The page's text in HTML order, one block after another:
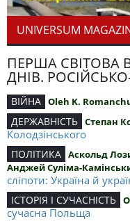
UNIVERSUM
ПЕРША СВІТОВА
ДНІВ.
ВІЙНА Oleh K.
ДЕРЖАВНІСТЬ Степан
Колодзінського
ПОЛІТИКА Аскольд
Анджей Суліма-
сліпоти: Україна й
ІСТОРІЯ І СУЧАСНІСТЬ
сучасна Польща